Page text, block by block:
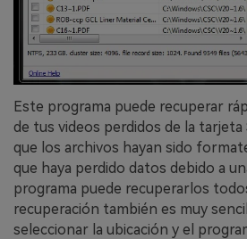
Este programa puede recuperar
de tus videos perdidos de la tarjeta
que los archivos hayan sido
que haya perdido datos debido a
programa puede recuperarlos
recuperación también es muy
seleccionar la ubicación y el